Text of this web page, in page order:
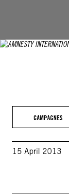
CAMPAGNES
15 April 2013